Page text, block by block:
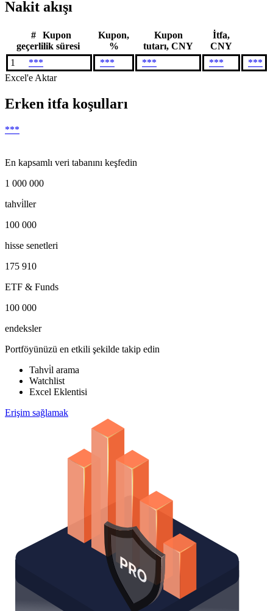
Nakit akışı
#
Kupon
geçerlilik süresi
Kupon,
%
Kupon
tutarı, CNY
İtfa,
CNY
1
*** *** *** ***
***
Excel'e Aktar
Erken itfa koşulları
***
En kapsamlı veri tabanını keşfedin
1 000 000
tahvi̇ller
100 000
hisse senetleri
175 910
ETF & Funds
100 000
endeksler
Portföyünüzü en etkili şekilde takip edin
Tahvi̇l arama
Watchlist
Excel Eklentisi
Erişim sağlamak